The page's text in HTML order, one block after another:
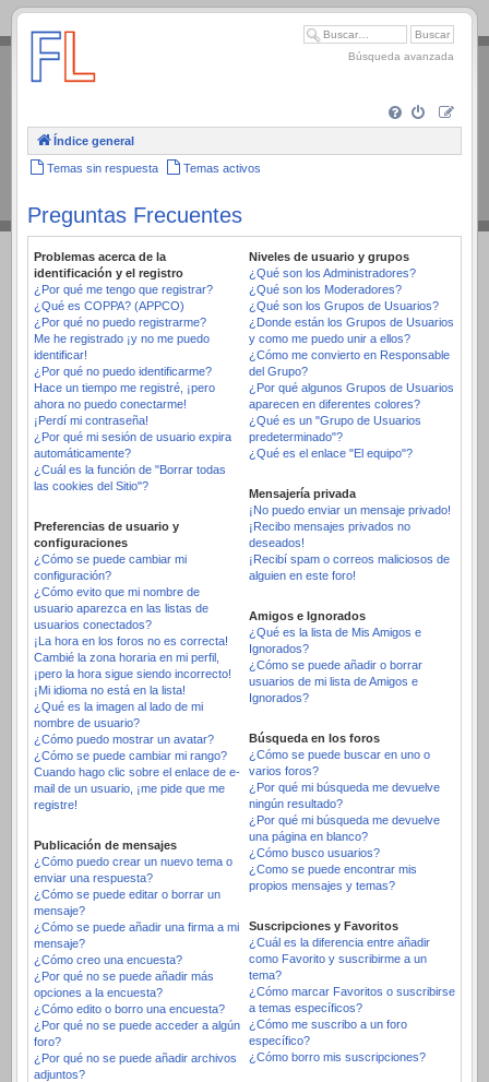
.
Búsqueda avanzada
Índice general
Temas sin respuesta Temas activos
Preguntas Frecuentes
Problemas acerca de la
identificación y el registro
¿Por qué me tengo que registrar?
¿Qué es COPPA? (APPCO)
¿Por qué no puedo registrarme?
Me he registrado ¡y no me puedo
identificar!
¿Por qué no puedo identificarme?
Hace un tiempo me registré, ¡pero
ahora no puedo conectarme!
¡Perdí mi contraseña!
¿Por qué mi sesión de usuario expira
automáticamente?
¿Cuál es la función de "Borrar todas
las cookies del Sitio"?
Preferencias de usuario y
configuraciones
¿Cómo se puede cambiar mi
configuración?
¿Cómo evito que mi nombre de
usuario aparezca en las listas de
usuarios conectados?
¡La hora en los foros no es correcta!
Cambié la zona horaria en mi perfil,
¡pero la hora sigue siendo incorrecto!
¡Mi idioma no está en la lista!
¿Qué es la imagen al lado de mi
nombre de usuario?
¿Cómo puedo mostrar un avatar?
¿Cómo se puede cambiar mi rango?
Cuando hago clic sobre el enlace de e-
mail de un usuario, ¡me pide que me
registre!
Publicación de mensajes
¿Cómo puedo crear un nuevo tema o
enviar una respuesta?
¿Cómo se puede editar o borrar un
mensaje?
¿Cómo se puede añadir una firma a mi
mensaje?
¿Cómo creo una encuesta?
¿Por qué no se puede añadir más
opciones a la encuesta?
¿Cómo edito o borro una encuesta?
¿Por qué no se puede acceder a algún
foro?
¿Por qué no se puede añadir archivos
adjuntos?
Niveles de usuario y grupos
¿Qué son los Administradores?
¿Qué son los Moderadores?
¿Qué son los Grupos de Usuarios?
¿Donde están los Grupos de Usuarios
y como me puedo unir a ellos?
¿Cómo me convierto en Responsable
del Grupo?
¿Por qué algunos Grupos de Usuarios
aparecen en diferentes colores?
¿Qué es un "Grupo de Usuarios
predeterminado"?
¿Qué es el enlace "El equipo"?
Mensajería privada
¡No puedo enviar un mensaje privado!
¡Recibo mensajes privados no
deseados!
¡Recibí spam o correos maliciosos de
alguien en este foro!
Amigos e Ignorados
¿Qué es la lista de Mis Amigos e
Ignorados?
¿Cómo se puede añadir o borrar
usuarios de mi lista de Amigos e
Ignorados?
Búsqueda en los foros
¿Cómo se puede buscar en uno o
varios foros?
¿Por qué mi búsqueda me devuelve
ningún resultado?
¿Por qué mi búsqueda me devuelve
una página en blanco?
¿Cómo busco usuarios?
¿Como se puede encontrar mis
propios mensajes y temas?
Suscripciones y Favoritos
¿Cuál es la diferencia entre añadir
como Favorito y suscribirme a un
tema?
¿Cómo marcar Favoritos o suscribirse
a temas específicos?
¿Cómo me suscribo a un foro
específico?
¿Cómo borro mis suscripciones?